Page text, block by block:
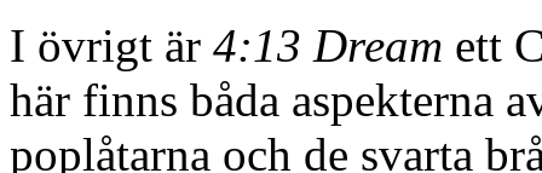
I övrigt är 4:13 Dream ett
här finns båda aspekterna
poplåtarna och de svarta